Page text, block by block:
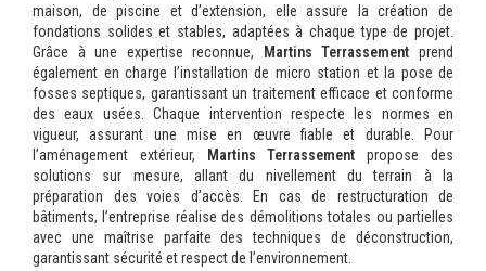
maison, de piscine et d’extension, elle assure la création de
fondations solides et stables, adaptées à chaque type de projet.
Grâce à une expertise reconnue, Martins Terrassement prend
également en charge l’installation de micro station et la pose de
fosses septiques, garantissant un traitement efficace et conforme
des eaux usées. Chaque intervention respecte les normes en
vigueur, assurant une mise en œuvre fiable et durable. Pour
l’aménagement extérieur, Martins Terrassement propose des
solutions sur mesure, allant du nivellement du terrain à la
préparation des voies d’accès. En cas de restructuration de
bâtiments, l’entreprise réalise des démolitions totales ou partielles
avec une maîtrise parfaite des techniques de déconstruction,
garantissant sécurité et respect de l’environnement.